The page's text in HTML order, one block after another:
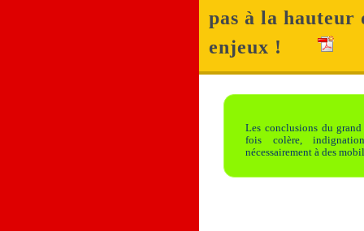
pas à la hauteur
enjeux !
Les conclusions du
fois colère,
nécessairement à des